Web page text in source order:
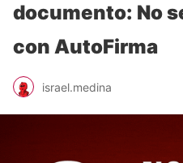
documento: No
con AutoFirma
israel.medina